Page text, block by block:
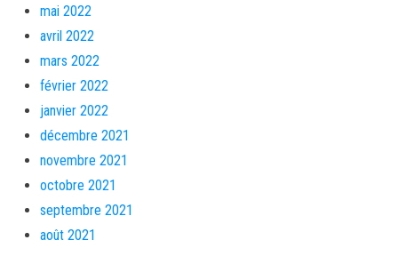
mai 2022
avril 2022
mars 2022
février 2022
janvier 2022
décembre 2021
novembre 2021
octobre 2021
septembre 2021
août 2021